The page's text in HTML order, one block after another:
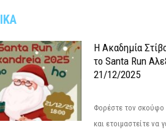
Η Ακαδημία
το Santa Run
21/12/2025
Φορέστε τον σκούφο
και ετοιμαστείτε να